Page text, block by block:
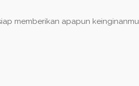
memberikan apapun